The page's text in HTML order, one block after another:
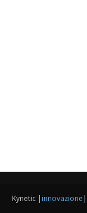
Kynetic | innovazione |